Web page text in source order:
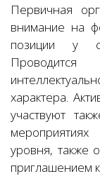
Первичная
внимание на
позиции у
характера.
участвуют
уровня, также
приглашением